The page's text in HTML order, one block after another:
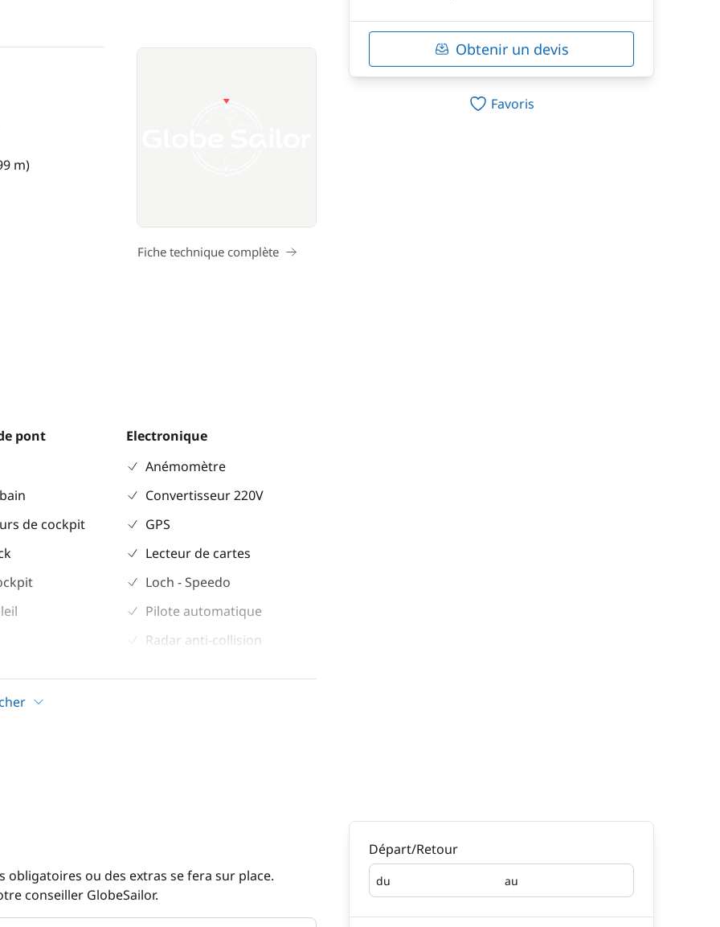
m)
Fiche technique complète
pont
de cockpit
Electronique
Anémomètre
Convertisseur 220V
GPS
Lecteur de cartes
Loch - Speedo
Pilote automatique
Radar anti-collision
Obtenir un devis
Favoris
ou des extras se fera sur place.
conseiller GlobeSailor.
Départ/Retour
du
Départ au
Retour